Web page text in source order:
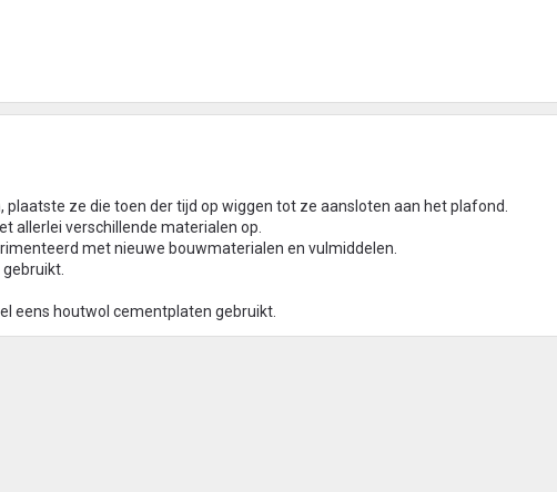
ze die toen der tijd op wiggen tot ze aansloten aan het plafond.
allerlei verschillende materialen op.
met nieuwe bouwmaterialen en vulmiddelen.
eens houtwol cementplaten gebruikt.